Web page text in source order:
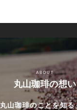
ABOUT
丸山珈琲の想い
丸山珈琲のことを知る